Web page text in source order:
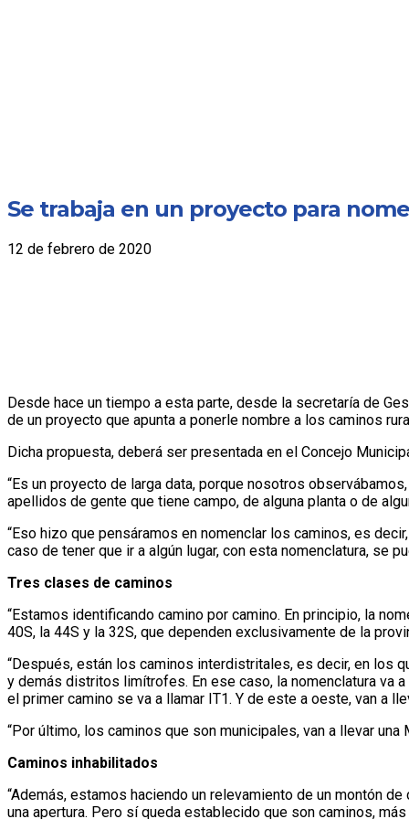
Se trabaja en un proyecto para
12 de febrero de 2020
Desde hace un tiempo a esta parte, desde la secretaría de
de un proyecto que apunta a ponerle nombre a los caminos
Dicha propuesta, deberá ser presentada en el Concejo
“Es un proyecto de larga data, porque nosotros
apellidos de gente que tiene campo, de alguna planta o de
“Eso hizo que pensáramos en nomenclar los caminos, es
caso de tener que ir a algún lugar, con esta nomenclatura, se
Tres clases de caminos
“Estamos identificando camino por camino. En principio, la
40S, la 44S y la 32S, que dependen exclusivamente de la
“Después, están los caminos interdistritales, es decir, en los
y demás distritos limítrofes. En ese caso, la nomenclatura va
el primer camino se va a llamar IT1. Y de este a oeste, van a
“Por último, los caminos que son municipales, van a llevar
Caminos inhabilitados
“Además, estamos haciendo un relevamiento de un montón
una apertura. Pero sí queda establecido que son caminos,